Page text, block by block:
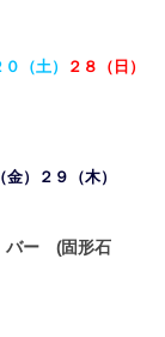
０（土） ２８（日）
金）２９（木）
バー (固形石